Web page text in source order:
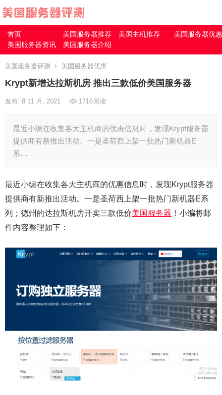
首页 美国服务器推荐 美国主机推荐
美国服务器优惠
美国服务器资讯
美国服务器介绍
美国服务器评测 美国服务器优惠
Krypt新增达拉斯机房 推出三款低价美国服务器
发布: 8 11 月, 2021 1716阅读
最近小编在收集各大主机商的优惠信息时，发现Krypt服务器
提供商有新推出活动。一是圣荷西上架一批热门新机器E
系…
最近小编在收集各大主机商的优惠信息时，发现Krypt服务器
提供商有新推出活动。一是圣荷西上架一批热门新机器E系
列；德州的达拉斯机房开卖三款低价美国服务器 ！小编将邮
件内容整理如下：